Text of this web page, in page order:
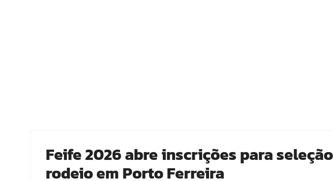
Feife 2026 abre inscrições para
rodeio em Porto Ferreira